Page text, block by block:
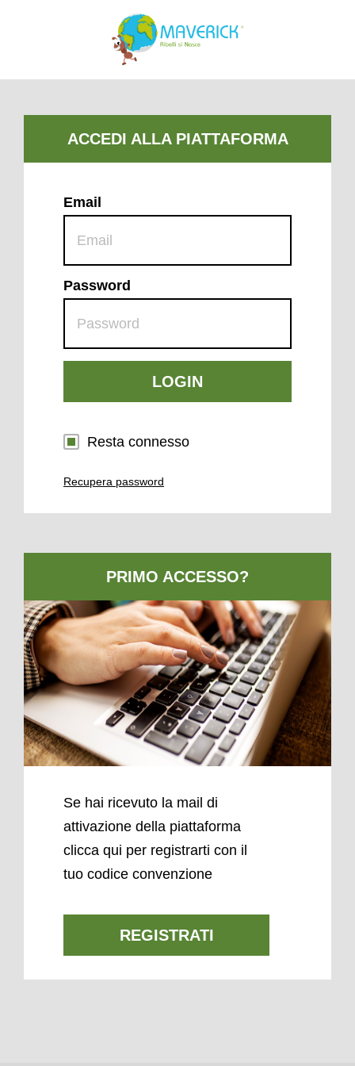
Email
Password
LOGIN
Resta connesso
Recupera password
Se hai ricevuto la mail di
attivazione della piattaforma
clicca qui per registrarti con il
tuo codice convenzione
REGISTRATI